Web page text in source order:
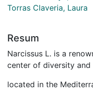
Torras Claveria, Laura
Resum
Narcissus L. is a
center of diversity and
located in the